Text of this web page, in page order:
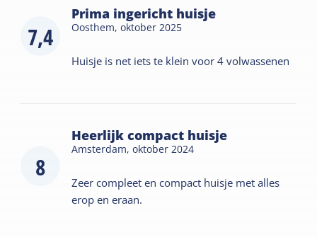
7,4
Prima ingericht huisje
Oosthem,oktober 2025
Huisje is net iets te klein voor 4 volwassenen
8
Heerlijk compact huisje
Amsterdam,oktober 2024
Zeer compleet en compact huisje met alles
erop en eraan.